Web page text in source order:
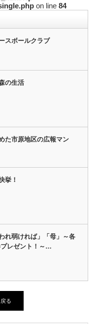
on line 84
スボールクラブ
の生活
た市原地区の広報マン
挙！
れ弱ければ」「母」～各
プレゼント！～…
る